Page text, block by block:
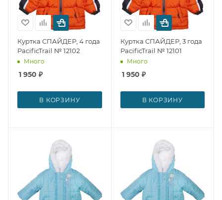
Куртка СПАЙДЕР, 4 года
PacificTrail № 12102
Много
1 950 ₽
В КОРЗИНУ
Куртка СПАЙДЕР, 3 года
PacificTrail № 12101
Много
1 950 ₽
В КОРЗИНУ